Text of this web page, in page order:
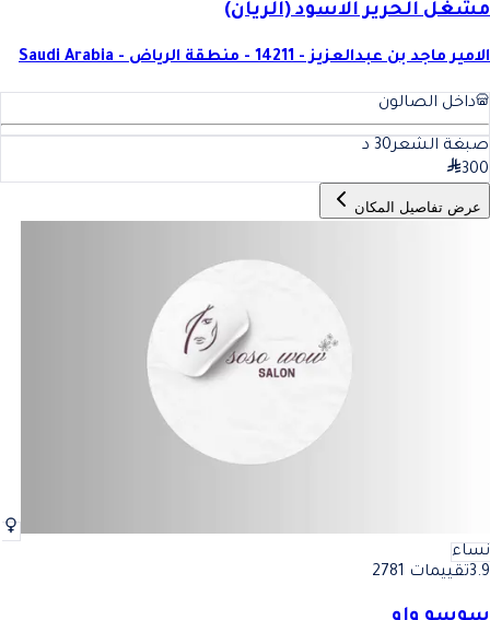
مشغل الحرير الاسود (الريان)
الامير ماجد بن عبدالعزيز - 14211 - منطقة الرياض - Saudi Arabia
داخل الصالون
صبغة الشعر30 د
300
عرض تفاصيل المكان
نساء
3.9تقييمات 2781